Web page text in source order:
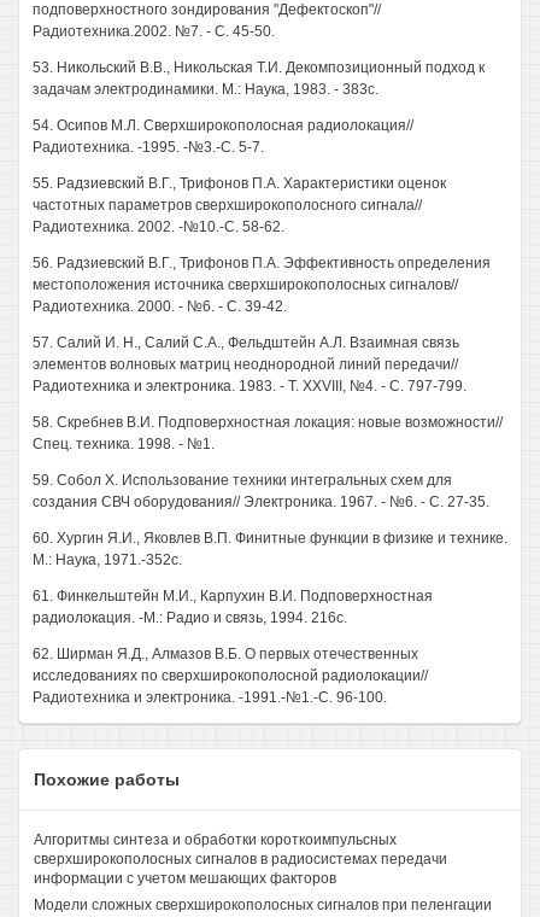
подповерхностного зондирования "Дефектоскоп"//
Радиотехника.2002. №7. - С. 45-50.
53. Никольский В.В., Никольская Т.И. Декомпозиционный подход к
задачам электродинамики. М.: Наука, 1983. - 383с.
54. Осипов М.Л. Сверхширокополосная радиолокация//
Радиотехника. -1995. -№3.-С. 5-7.
55. Радзиевский В.Г., Трифонов П.А. Характеристики оценок
частотных параметров сверхширокополосного сигнала//
Радиотехника. 2002. -№10.-С. 58-62.
56. Радзиевский В.Г., Трифонов П.А. Эффективность определения
местоположения источника сверхширокополосных сигналов//
Радиотехника. 2000. - №6. - С. 39-42.
57. Салий И. Н., Салий С.А., Фельдштейн А.Л. Взаимная связь
элементов волновых матриц неоднородной линий передачи//
Радиотехника и электроника. 1983. - Т. XXVIII, №4. - С. 797-799.
58. Скребнев В.И. Подповерхностная локация: новые возможности//
Спец. техника. 1998. - №1.
59. Собол X. Использование техники интегральных схем для
создания СВЧ оборудования// Электроника. 1967. - №6. - С. 27-35.
60. Хургин Я.И., Яковлев В.П. Финитные функции в физике и технике.
М.: Наука, 1971.-352с.
61. Финкельштейн М.И., Карпухин В.И. Подповерхностная
радиолокация. -М.: Радио и связь, 1994. 216с.
62. Ширман Я.Д., Алмазов В.Б. О первых отечественных
исследованиях по сверхширокополосной радиолокации//
Радиотехника и электроника. -1991.-№1.-С. 96-100.
Похожие работы
Алгоритмы синтеза и обработки короткоимпульсных
сверхширокополосных сигналов в радиосистемах передачи
информации с учетом мешающих факторов
Модели сложных сверхширокополосных сигналов при пеленгации